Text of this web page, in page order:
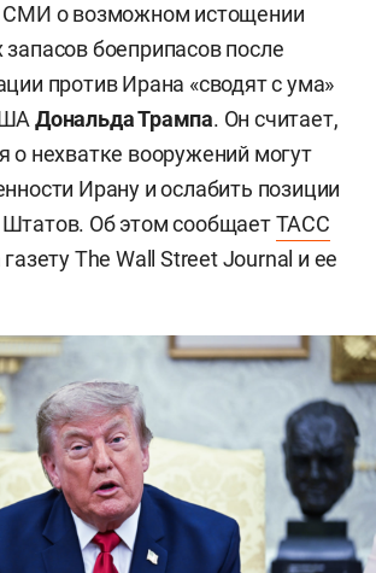
СМИ о возможном истощении
боеприпасов после
против Ирана «сводят с ума»
Дональда Трампа. Он считает,
о нехватке вооружений могут
Ирану и ослабить позиции
Об этом сообщаетТАСС
The Wall Street Journal и ее